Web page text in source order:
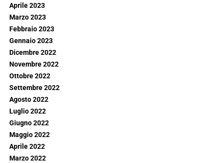
Aprile 2023
Marzo 2023
Febbraio 2023
Gennaio 2023
Dicembre 2022
Novembre 2022
Ottobre 2022
Settembre 2022
Agosto 2022
Luglio 2022
Giugno 2022
Maggio 2022
Aprile 2022
Marzo 2022